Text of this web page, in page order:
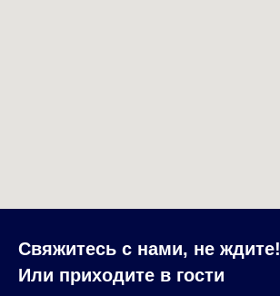
Свяжитесь с нами, не ждите!
Или приходите в гости